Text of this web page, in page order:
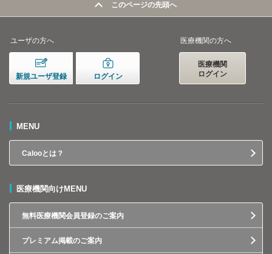
このページの先頭へ
ユーザの方へ
新規ユーザ登録 ログイン
医療機関の方へ
医療機関
ログイン
MENU
Calooとは？
医療機関向けMENU
無料医療機関会員登録のご案内
プレミアム掲載のご案内